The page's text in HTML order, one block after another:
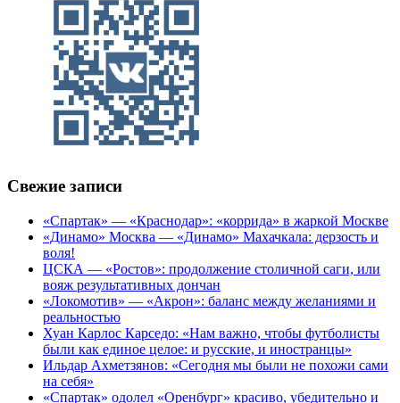
Свежие записи
«Спартак» — «Краснодар»: «коррида» в жаркой Москве
«Динамо» Москва — «Динамо» Махачкала: дерзость и
воля!
ЦСКА — «Ростов»: продолжение столичной саги, или
вояж результативных дончан
«Локомотив» — «Акрон»: баланс между желаниями и
реальностью
Хуан Карлос Карседо: «Нам важно, чтобы футболисты
были как единое целое: и русские, и иностранцы»
Ильдар Ахметзянов: «Сегодня мы были не похожи сами
на себя»
«Спартак» одолел «Оренбург» красиво, убедительно и